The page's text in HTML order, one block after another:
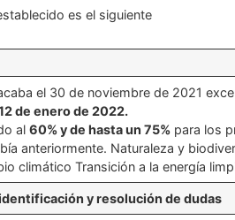
es el siguiente
el 30 de noviembre de 2021
de enero de 2022.
al 60% y de hasta un 75%para los
anteriormente. Naturaleza y
climático Transición a la energía
y resolución de dudas